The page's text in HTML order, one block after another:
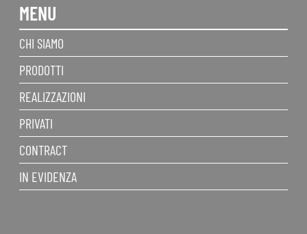
MENU
CHI SIAMO
PRODOTTI
REALIZZAZIONI
PRIVATI
CONTRACT
IN EVIDENZA